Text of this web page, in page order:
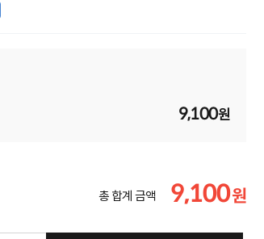
9,100원
총 합계 금액 9,100원